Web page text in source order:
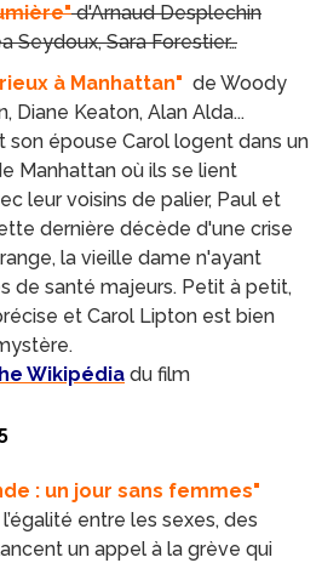
d'Arnaud Desplechin
Seydoux, Sara Forestier…
à Manhattan" de Woody
Diane Keaton, Alan Alda...
son épouse Carol logent dans un
Manhattan où ils se lient
leur voisins de palier, Paul et
dernière décède d'une crise
la vieille dame n'ayant
de santé majeurs. Petit à petit,
et Carol Lipton est bien
Wikipédia du film
: un jour sans femmes"
entre les sexes, des
un appel à la grève qui